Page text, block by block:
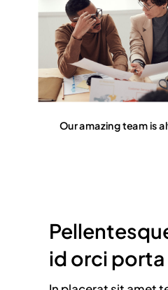
Our amazing team is
id orci